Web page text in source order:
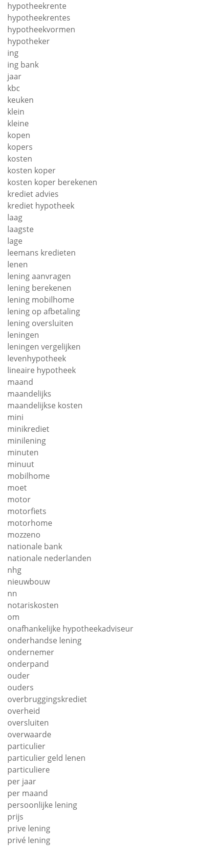
hypotheekrente
hypotheekrentes
hypotheekvormen
hypotheker
ing
ing bank
jaar
kbc
keuken
klein
kleine
kopen
kopers
kosten
kosten koper
kosten koper berekenen
krediet advies
krediet hypotheek
laag
laagste
lage
leemans kredieten
lenen
lening aanvragen
lening berekenen
lening mobilhome
lening op afbetaling
lening oversluiten
leningen
leningen vergelijken
levenhypotheek
lineaire hypotheek
maand
maandelijks
maandelijkse kosten
mini
minikrediet
minilening
minuten
minuut
mobilhome
moet
motor
motorfiets
motorhome
mozzeno
nationale bank
nationale nederlanden
nhg
nieuwbouw
nn
notariskosten
om
onafhankelijke hypotheekadviseur
onderhandse lening
ondernemer
onderpand
ouder
ouders
overbruggingskrediet
overheid
oversluiten
overwaarde
particulier
particulier geld lenen
particuliere
per jaar
per maand
persoonlijke lening
prijs
prive lening
privé lening